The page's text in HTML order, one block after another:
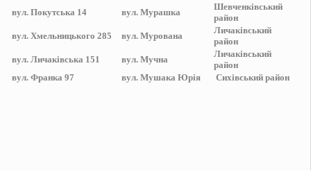
вул. Покутська 14 вул. Мурашка
Шевченківський
район
вул. Хмельницького 285 вул. Мурована
Личаківський
район
вул. Личаківська 151 вул. Мучна
Личаківський
район
вул. Франка 97 вул. Мушака Юрія Сихівський район